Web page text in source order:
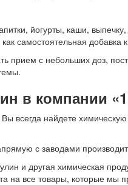
йогурты, каши,
самостоятельная добавка
прием с небольших доз,
в компании
всегда найдете
с заводами
и другая химическая
на все товары, которые мы